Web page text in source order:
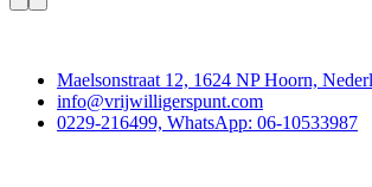
Maelsonstraat 12, 1624 NP Hoorn,
info@vrijwilligerspunt.com
0229-216499, WhatsApp: 06-10533987